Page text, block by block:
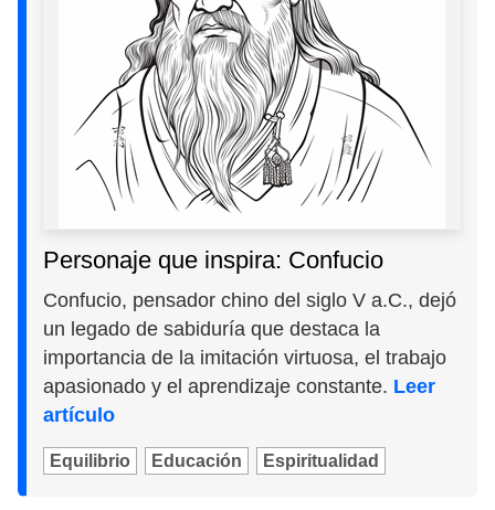
Personaje que inspira: Confucio
Confucio, pensador chino del siglo V a.C., dejó
un legado de sabiduría que destaca la
importancia de la imitación virtuosa, el trabajo
apasionado y el aprendizaje constante. Leer
artículo
Equilibrio Educación Espiritualidad